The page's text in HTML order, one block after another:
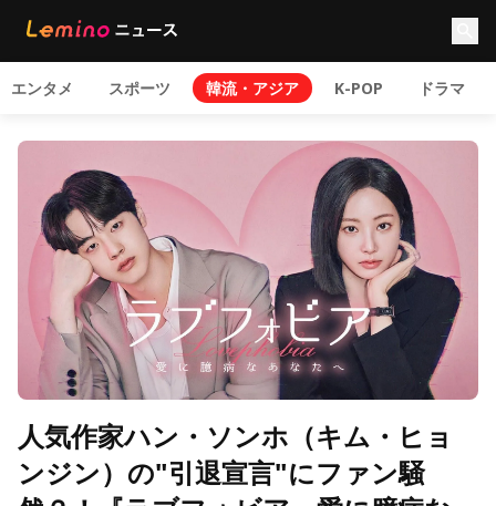
エンタメ スポーツ 韓流・アジア K-POP ドラマ
人気作家ハン・ソンホ（キム・ヒョ
ンジン）の"引退宣言"にファン騒